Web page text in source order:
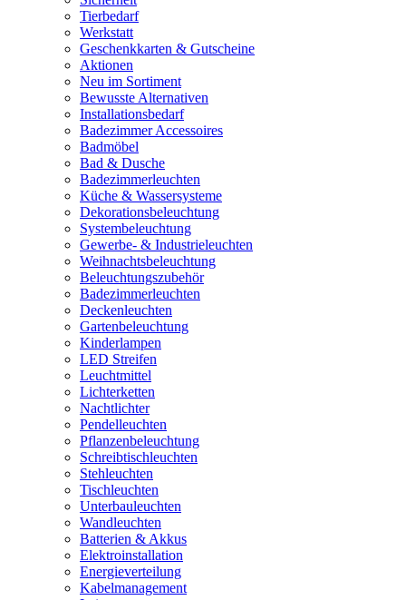
Tierbedarf
Werkstatt
Geschenkkarten & Gutscheine
Aktionen
Neu im Sortiment
Bewusste Alternativen
Installationsbedarf
Badezimmer Accessoires
Badmöbel
Bad & Dusche
Badezimmerleuchten
Küche & Wassersysteme
Dekorationsbeleuchtung
Systembeleuchtung
Gewerbe- & Industrieleuchten
Weihnachtsbeleuchtung
Beleuchtungszubehör
Badezimmerleuchten
Deckenleuchten
Gartenbeleuchtung
Kinderlampen
LED Streifen
Leuchtmittel
Lichterketten
Nachtlichter
Pendelleuchten
Pflanzenbeleuchtung
Schreibtischleuchten
Stehleuchten
Tischleuchten
Unterbauleuchten
Wandleuchten
Batterien & Akkus
Elektroinstallation
Energieverteilung
Kabelmanagement